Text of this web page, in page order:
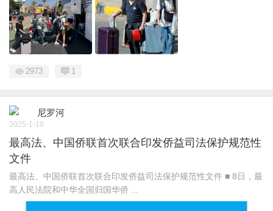
2973 1
尼罗河
2025-1-10
最高法、中国侨联首次联合印发侨益司法保护规范性
文件
最高法、中国侨联首次联合印发侨益司法保护规范性文件 ■ 8日，最
高人民法院和中华全国归国华侨 ...